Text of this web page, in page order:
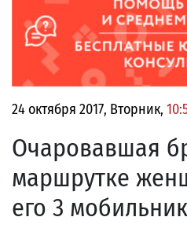
24 октября 2017, Вторник,
Очаровавшая
маршрутке
его 3